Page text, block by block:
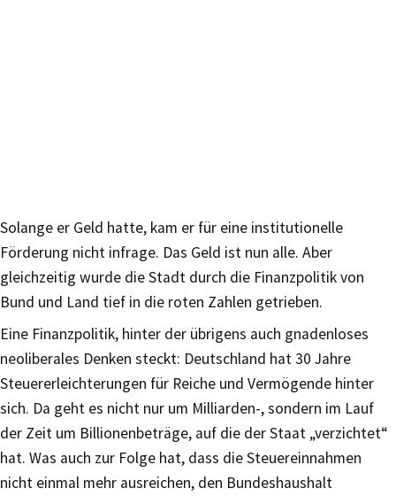
Solange er Geld hatte, kam er für eine institutionelle
Förderung nicht infrage. Das Geld ist nun alle. Aber
gleichzeitig wurde die Stadt durch die Finanzpolitik von
Bund und Land tief in die roten Zahlen getrieben.
Eine Finanzpolitik, hinter der übrigens auch gnadenloses
neoliberales Denken steckt: Deutschland hat 30 Jahre
Steuererleichterungen für Reiche und Vermögende hinter
sich. Da geht es nicht nur um Milliarden-, sondern im Lauf
der Zeit um Billionenbeträge, auf die der Staat „verzichtet“
hat. Was auch zur Folge hat, dass die Steuereinnahmen
nicht einmal mehr ausreichen, den Bundeshaushalt